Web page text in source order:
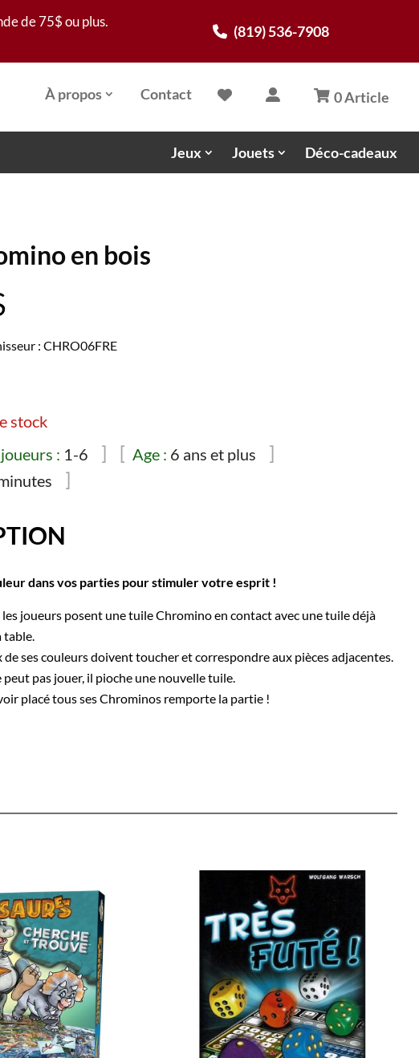
de 75$ ou plus.
(819) 536-7908
À propos Contact 0 Article
Jeux Jouets Déco-cadeaux
en bois
: CHRO06FRE
stock
: 1-6 Age : 6 ans et plus
dans vos parties pour stimuler votre esprit !
joueurs posent une tuile Chromino en contact avec une tuile déjà
table.
de ses couleurs doivent toucher et correspondre aux pièces adjacentes.
peut pas jouer, il pioche une nouvelle tuile.
placé tous ses Chrominos remporte la partie !